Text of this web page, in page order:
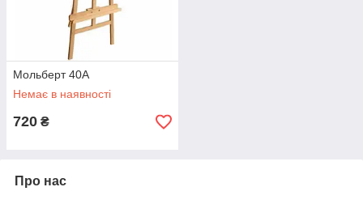
Мольберт 40A
Немає в наявності
720 ₴
Про нас